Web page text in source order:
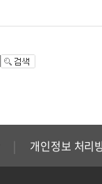
개인정보 처리